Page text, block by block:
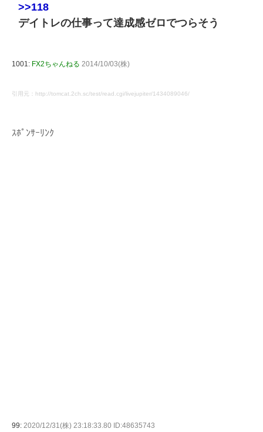
>>118
デイトレの仕事って達成感ゼロでつらそう
1001: FX2ちゃんねる 2014/10/03(株)
引用元：http://tomcat.2ch.sc/test/read.cgi/livejupiter/1434089046/
ｽﾎﾟﾝｻｰﾘﾝｸ
99: 2020/12/31(株) 23:18:33.80 ID:48635743